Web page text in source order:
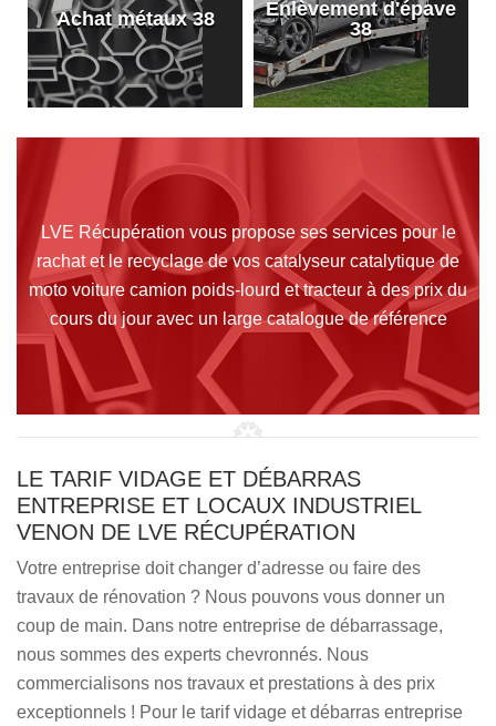
Achat métaux 38
Enlèvement d'épave
38
LVE Récupération vous propose ses services pour le
rachat et le recyclage de vos catalyseur catalytique de
moto voiture camion poids-lourd et tracteur à des prix du
cours du jour avec un large catalogue de référence
LE TARIF VIDAGE ET DÉBARRAS
ENTREPRISE ET LOCAUX INDUSTRIEL
VENON DE LVE RÉCUPÉRATION
Votre entreprise doit changer d’adresse ou faire des
travaux de rénovation ? Nous pouvons vous donner un
coup de main. Dans notre entreprise de débarrassage,
nous sommes des experts chevronnés. Nous
commercialisons nos travaux et prestations à des prix
exceptionnels ! Pour le tarif vidage et débarras entreprise